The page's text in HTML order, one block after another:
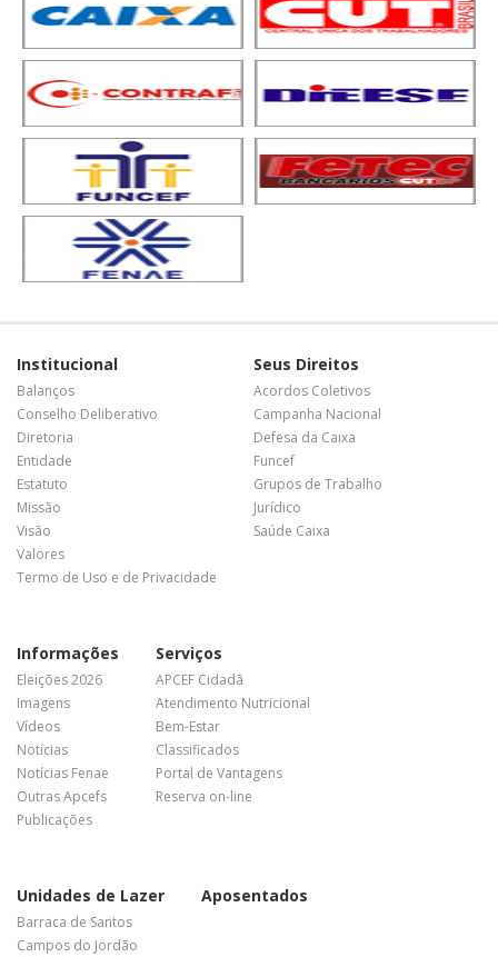
Institucional
Balanços
Conselho Deliberativo
Diretoria
Entidade
Estatuto
Missão
Visão
Valores
Termo de Uso e de Privacidade
Seus Direitos
Acordos Coletivos
Campanha Nacional
Defesa da Caixa
Funcef
Grupos de Trabalho
Jurídico
Saúde Caixa
Informações
Eleições 2026
Imagens
Vídeos
Notícias
Notícias Fenae
Outras Apcefs
Publicações
Serviços
APCEF Cidadã
Atendimento Nutricional
Bem-Estar
Classificados
Portal de Vantagens
Reserva on-line
Unidades de Lazer
Barraca de Santos
Campos do Jordão
Aposentados